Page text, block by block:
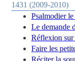
1431 (2009-2010)
Psalmodier
Le demande
Réflexion
Faire les
Réciter la